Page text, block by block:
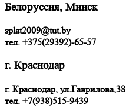
Белоруссия, Минск
splat2009@tut.by
тел. +375(29392)-65-57
г. Краснодар
г. Краснодар, ул.Гаврилова,38
тел. +7(938)515-9439